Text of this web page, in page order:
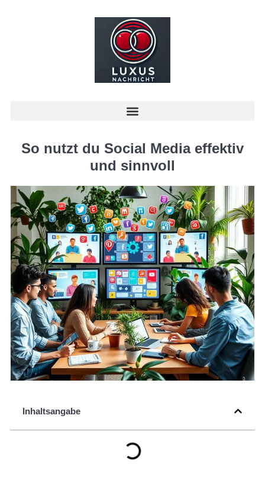
So nutzt du Social Media effektiv
und sinnvoll
Inhaltsangabe